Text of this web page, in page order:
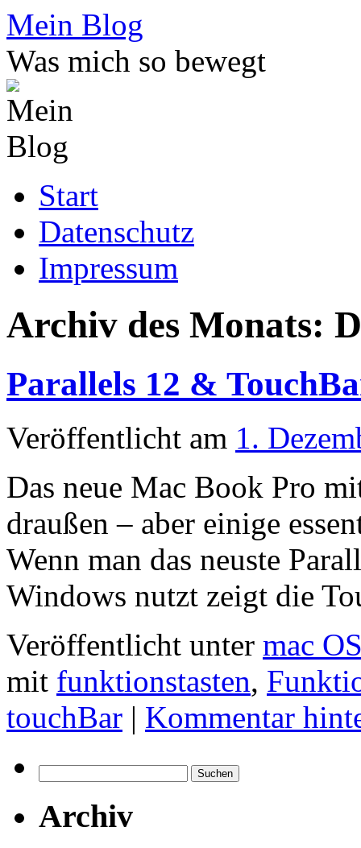
Zum
Inhalt
springen
Mein Blog
Was mich so bewegt
Start
Datenschutz
Impressum
Archiv des Monats:
Parallels 12 &
Veröffentlicht am 1.
Das neue Mac Book Pro
draußen – aber einige
Wenn man das neuste
Windows nutzt zeigt die
Veröffentlicht unter mac
mit funktionstasten,
touchBar | Kommentar
nach:
Archiv